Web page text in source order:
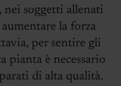
nei soggetti allenati
la forza
per sentire gli
pianta è necessario
di alta qualità.